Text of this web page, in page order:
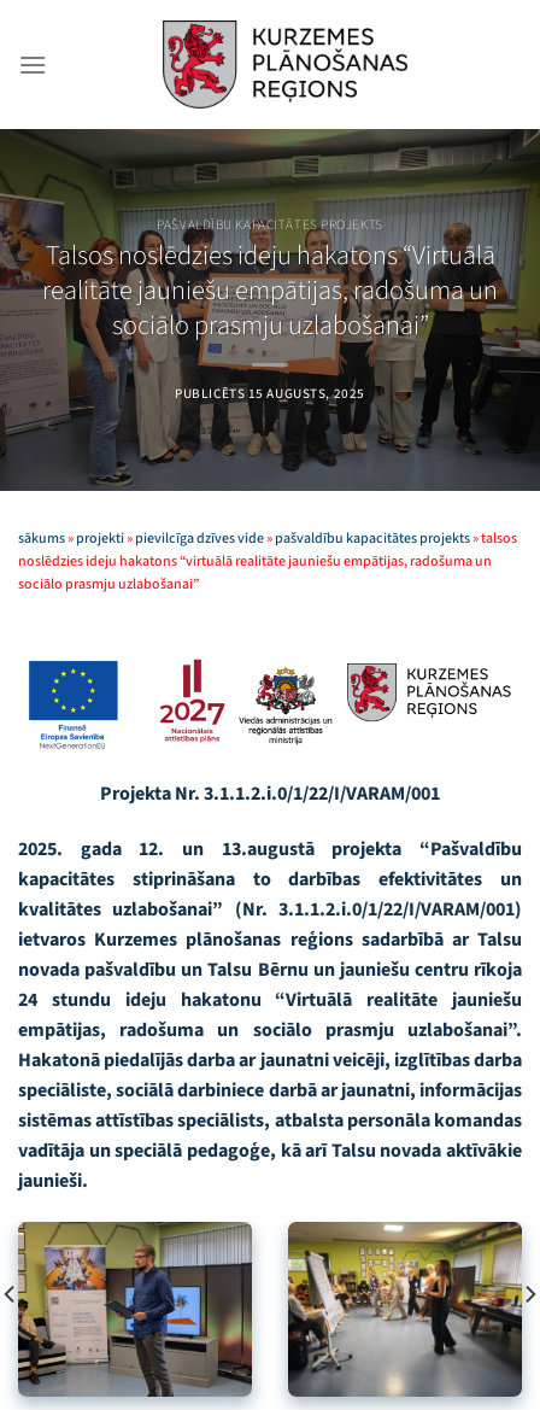
content
PAŠVALDĪBU KAPACITĀTES PROJEKTS
Talsos noslēdzies ideju hakatons “Virtuālā
realitāte jauniešu empātijas, radošuma un
sociālo prasmju uzlabošanai”
PUBLICĒTS 15 AUGUSTS, 2025
sākums»projekti»pievilcīga dzīves vide»pašvaldību kapacitātes projekts»talsos
noslēdzies ideju hakatons “virtuālā realitāte jauniešu empātijas, radošuma un
sociālo prasmju uzlabošanai”
Projekta Nr. 3.1.1.2.i.0/1/22/I/VARAM/001
2025. gada 12. un 13.augustā projekta “Pašvaldību
kapacitātes stiprināšana to darbības efektivitātes un
kvalitātes uzlabošanai” (Nr. 3.1.1.2.i.0/1/22/I/VARAM/001)
ietvaros Kurzemes plānošanas reģions sadarbībā ar Talsu
novada pašvaldību un Talsu Bērnu un jauniešu centru rīkoja
24 stundu ideju hakatonu “Virtuālā realitāte jauniešu
empātijas, radošuma un sociālo prasmju uzlabošanai”.
Hakatonā piedalījās darba ar jaunatni veicēji, izglītības darba
speciāliste, sociālā darbiniece darbā ar jaunatni, informācijas
sistēmas attīstības speciālists, atbalsta personāla komandas
vadītāja un speciālā pedagoģe, kā arī Talsu novada aktīvākie
jaunieši.